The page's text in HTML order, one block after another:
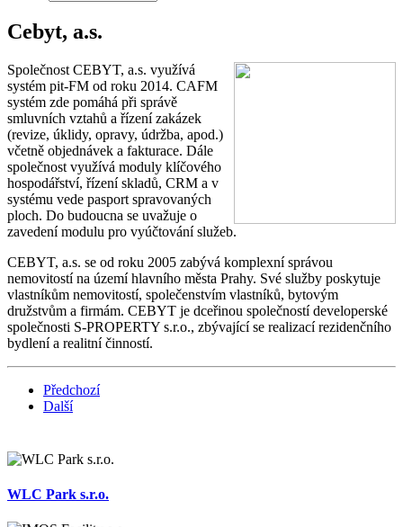
Cebyt, a.s.
Společnost CEBYT, a.s. využívá
systém pit-FM od roku 2014. CAFM
systém zde pomáhá při správě
smluvních vztahů a řízení zakázek
(revize, úklidy, opravy, údržba, apod.)
včetně objednávek a fakturace. Dále
společnost využívá moduly klíčového
hospodářství, řízení skladů, CRM a v
systému vede pasport spravovaných
ploch. Do budoucna se uvažuje o
zavedení modulu pro vyúčtování služeb.
CEBYT, a.s. se od roku 2005 zabývá komplexní správou
nemovitostí na území hlavního města Prahy. Své služby poskytuje
vlastníkům nemovitostí, společenstvím vlastníků, bytovým
družstvům a firmám. CEBYT je dceřinou společností developerské
společnosti S-PROPERTY s.r.o., zbývající se realizací rezidenčního
bydlení a realitní činností.
Předchozí
Další
WLC Park s.r.o.